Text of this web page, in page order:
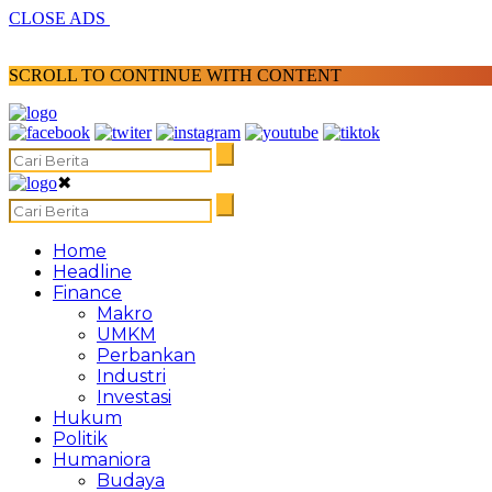
CLOSE ADS
SCROLL TO CONTINUE WITH CONTENT
✖
Home
Headline
Finance
Makro
UMKM
Perbankan
Industri
Investasi
Hukum
Politik
Humaniora
Budaya